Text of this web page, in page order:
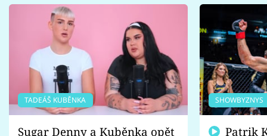
TADEÁŠ KUBĚNKA
Sugar Denny a Kuběnka opět
SHOWBYZNYS